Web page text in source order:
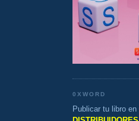
0XWORD
Publicar tu libro en